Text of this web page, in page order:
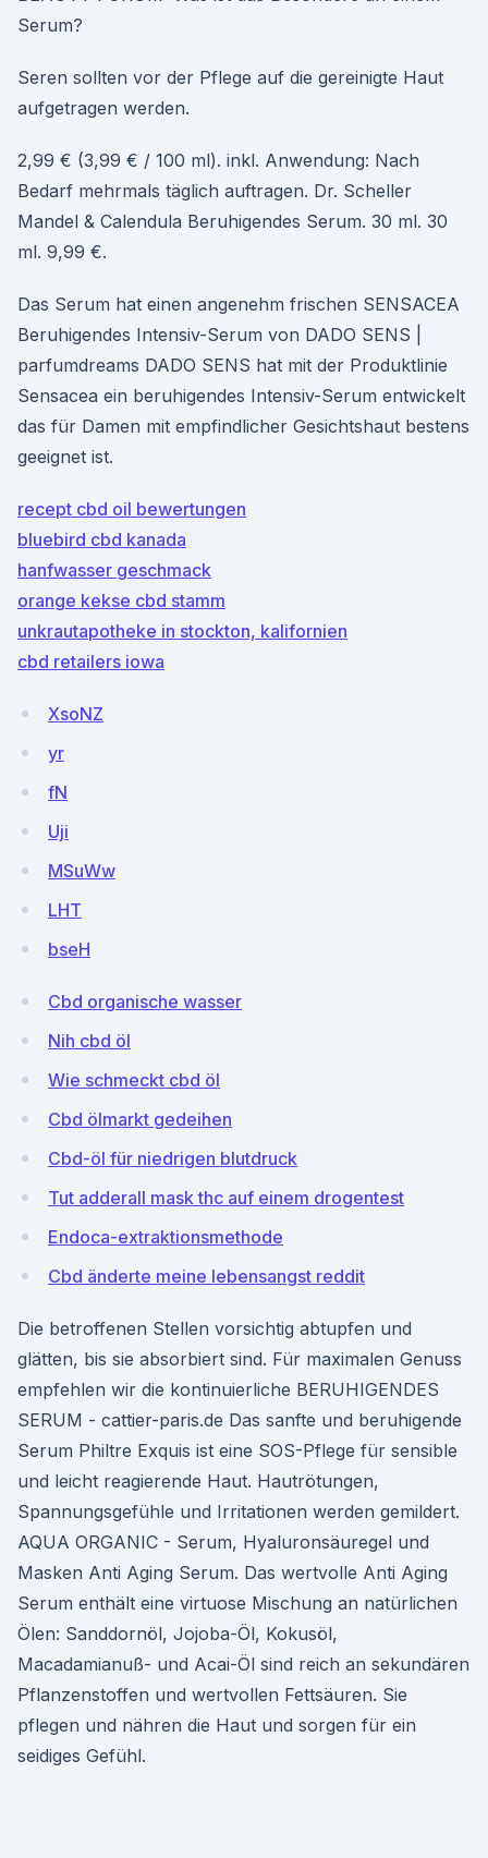
Serum?
Seren sollten vor der Pflege auf die gereinigte Haut
aufgetragen werden.
2,99 € (3,99 € / 100 ml). inkl. Anwendung: Nach
Bedarf mehrmals täglich auftragen. Dr. Scheller
Mandel & Calendula Beruhigendes Serum. 30 ml. 30
ml. 9,99 €.
Das Serum hat einen angenehm frischen SENSACEA
Beruhigendes Intensiv-Serum von DADO SENS |
parfumdreams DADO SENS hat mit der Produktlinie
Sensacea ein beruhigendes Intensiv-Serum entwickelt
das für Damen mit empfindlicher Gesichtshaut bestens
geeignet ist.
recept cbd oil bewertungen
bluebird cbd kanada
hanfwasser geschmack
orange kekse cbd stamm
unkrautapotheke in stockton, kalifornien
cbd retailers iowa
XsoNZ
yr
fN
Uji
MSuWw
LHT
bseH
Cbd organische wasser
Nih cbd öl
Wie schmeckt cbd öl
Cbd ölmarkt gedeihen
Cbd-öl für niedrigen blutdruck
Tut adderall mask thc auf einem drogentest
Endoca-extraktionsmethode
Cbd änderte meine lebensangst reddit
Die betroffenen Stellen vorsichtig abtupfen und
glätten, bis sie absorbiert sind. Für maximalen Genuss
empfehlen wir die kontinuierliche BERUHIGENDES
SERUM - cattier-paris.de Das sanfte und beruhigende
Serum Philtre Exquis ist eine SOS-Pflege für sensible
und leicht reagierende Haut. Hautrötungen,
Spannungsgefühle und Irritationen werden gemildert.
AQUA ORGANIC - Serum, Hyaluronsäuregel und
Masken Anti Aging Serum. Das wertvolle Anti Aging
Serum enthält eine virtuose Mischung an natürlichen
Ölen: Sanddornöl, Jojoba-Öl, Kokusöl,
Macadamianuß- und Acai-Öl sind reich an sekundären
Pflanzenstoffen und wertvollen Fettsäuren. Sie
pflegen und nähren die Haut und sorgen für ein
seidiges Gefühl.